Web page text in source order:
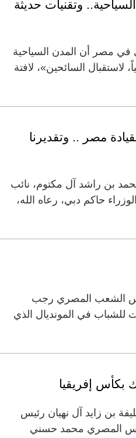
وتقنيات حديثة
في مصر أن المدن السياحية
لاستقبال السائحين»، لافتة
مصر .. وتقديرنا
بن راشد آل مكتوم، نائب
حاكم دبي، رعاه الله،
الشعب المصري رجب
للشباب في المونديال الذي
بكأس إفريقيا
بن زايد آل نهيان رئيس
المصري محمد حسني